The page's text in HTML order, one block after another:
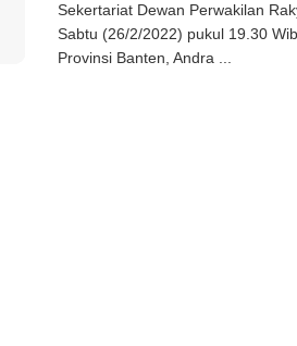
Sekertariat Dewan Perwakilan
Sabtu (26/2/2022) pukul 19.30
Provinsi Banten, Andra ...